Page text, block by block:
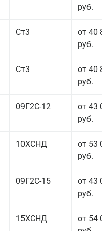
руб.
Ст3
от 40
руб.
Ст3
от 40
руб.
09Г2С-12
от 43
руб.
10ХСНД
от 53
руб.
09Г2С-15
от 43
руб.
15ХСНД
от 54